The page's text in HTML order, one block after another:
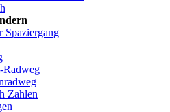
Spaziergang
Radweg
Zahlen